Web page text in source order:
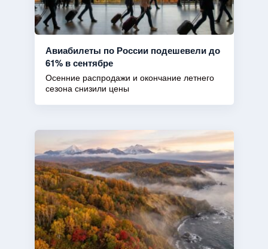
Авиабилеты по России подешевели до
61% в сентябре
Осенние распродажи и окончание летнего
сезона снизили цены